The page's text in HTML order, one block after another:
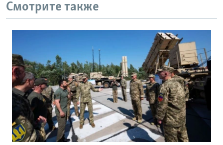
Смотрите также